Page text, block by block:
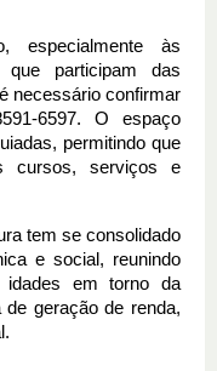
especialmente às
que participam das
necessário confirmar
6597. O espaço
permitindo que
cursos, serviços e
tem se consolidado
e social, reunindo
idades em torno da
geração de renda,